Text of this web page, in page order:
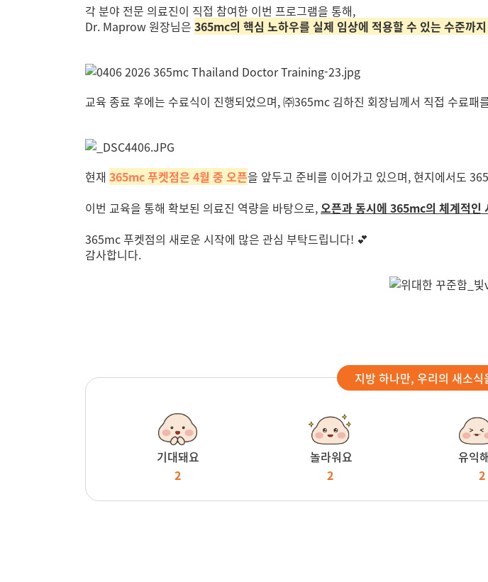
각 분야 전문 의료진이 직접 참여한 이번 프로그램을 통해,
Dr. Maprow 원장님은 365mc의 핵심 노하우를 실제 임상에 적용할 수 있는 수준까
교육 종료 후에는 수료식이 진행되었으며, ㈜365mc 김하진 회장님께서 직접 수료패
현재 365mc 푸켓점은 4월 중 오픈을 앞두고 준비를 이어가고 있으며, 현지에서도
이번 교육을 통해 확보된 의료진 역량을 바탕으로,오픈과 동시에 365mc의 체계적인
365mc 푸켓점의 새로운 시작에 많은 관심 부탁드립니다! 💕
감사합니다.
지방 하나만, 우리의 새소
기대돼요
2
놀라워요
2
유익
2